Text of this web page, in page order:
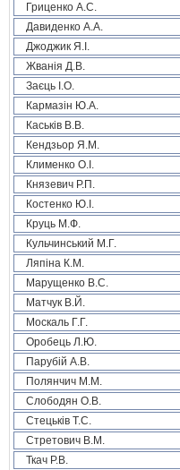
Гриценко А.С.
Давиденко А.А.
Джоджик Я.І.
Жванія Д.В.
Заєць І.О.
Кармазін Ю.А.
Каськів В.В.
Кендзьор Я.М.
Клименко О.І.
Князевич Р.П.
Костенко Ю.І.
Круць М.Ф.
Кульчинський М.Г.
Ляпіна К.М.
Марущенко В.С.
Матчук В.Й.
Москаль Г.Г.
Оробець Л.Ю.
Парубій А.В.
Полянчич М.М.
Слободян О.В.
Стецьків Т.С.
Стретович В.М.
Ткач Р.В.